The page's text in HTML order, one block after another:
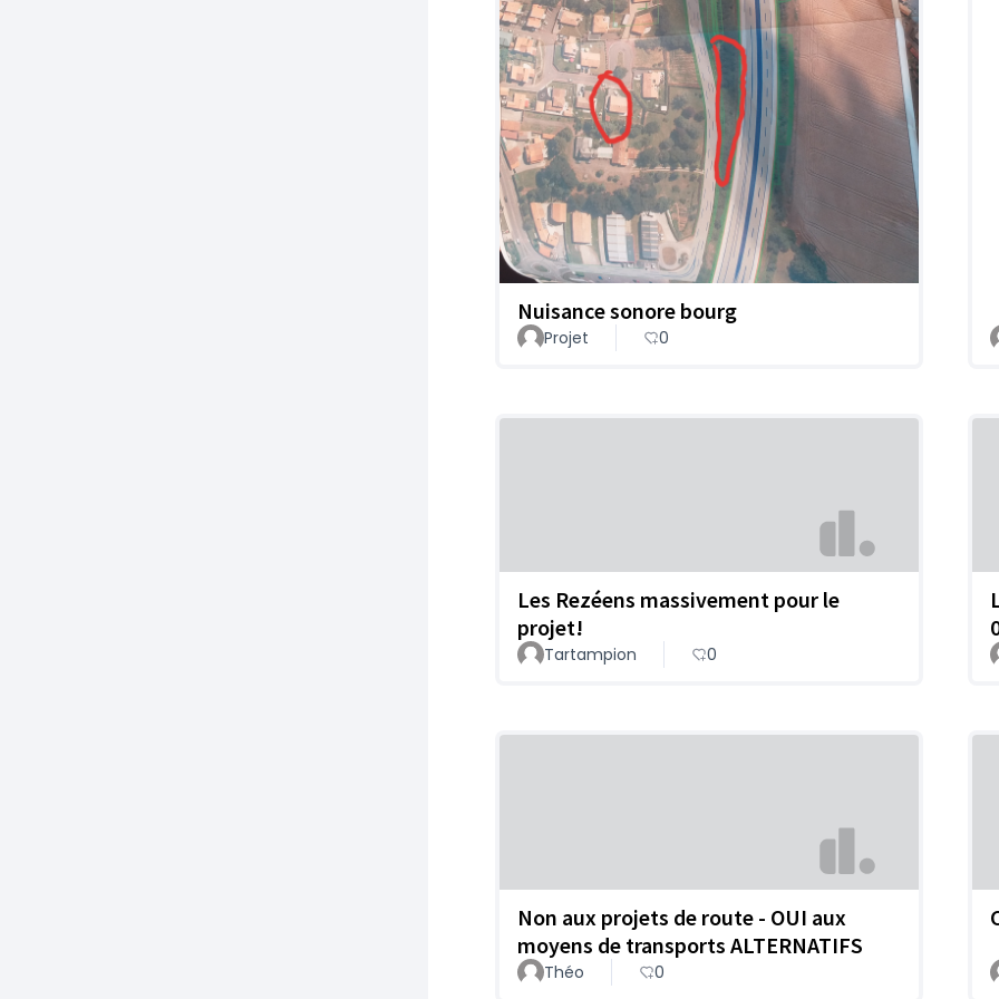
Nuisance sonore bourg
Projet 0
Les Rezéens massivement pour le
projet!
Tartampion 0
Non aux projets de route - OUI aux
moyens de transports ALTERNATIFS
Théo 0